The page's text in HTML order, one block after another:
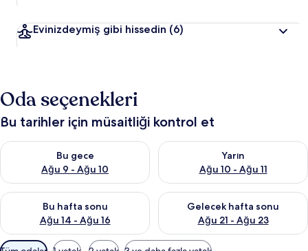
Evinizdeymiş gibi hissedin (6)
Oda seçenekleri
Bu tarihler için müsaitliği kontrol et
Bu gece
Ağu 9 - Ağu 10
Bu gece için müsaitliği kontrol et Ağu 9 - Ağu 10
Yarın
Ağu 10 - Ağu 11
Yarın için müsaitliği kontrol et
Bu hafta sonu
Ağu 14 - Ağu 16
Bu hafta sonu için müsaitliği kontrol et Ağu 14 - Ağu 16
Gelecek hafta sonu
Ağu 21 - Ağu 23
Önümüzdeki hafta sonu için
Odalar